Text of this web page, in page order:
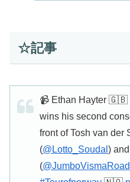
☆記事
📹 Ethan Hayter 🇬🇧
wins his second
front of Tosh van
(@Lotto_Soudal )
(@JumboVismaRoad